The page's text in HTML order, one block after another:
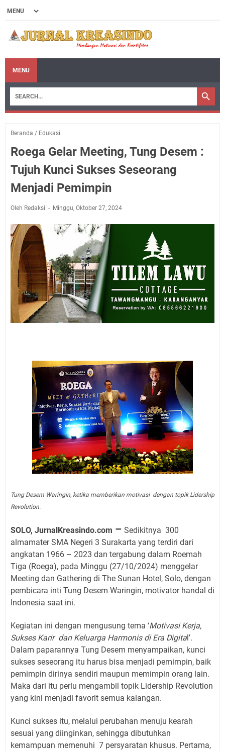
MENU
Beranda / Edukasi
Roega Gelar Meeting, Tung Desem :
Tujuh Kunci Sukses Seseorang
Menjadi Pemimpin
Oleh Redaksi Minggu, Oktober 27, 2024
Tung Desem Waringin, ketika memberikan motivasi dengan topik Lidership
Revolution.
SOLO, JurnalKreasindo.com – Sedikitnya 300
almamater SMA Negeri 3 Surakarta yang terdiri dari
angkatan 1966 – 2023 dan tergabung dalam Roemah
Tiga (Roega), pada Minggu (27/10/2024) menggelar
Meeting dan Gathering di The Sunan Hotel, Solo, dengan
pembicara inti Tung Desem Waringin, motivator handal di
Indonesia saat ini.
Kegiatan ini dengan mengusung tema ‘Motivasi Kerja,
Sukses Karir dan Keluarga Harmonis di Era Digita l’.
Dalam paparannya Tung Desem menyampaikan, kunci
sukses seseorang itu harus bisa menjadi pemimpin, baik
pemimpin dirinya sendiri maupun memimpin orang lain.
Maka dari itu perlu mengambil topik Lidership Revolution
yang kini menjadi favorit semua kalangan.
Kunci sukses itu, melalui perubahan menuju kearah
sesuai yang diinginkan, sehingga dibutuhkan
kemampuan memenuhi 7 persyaratan khusus. Pertama,